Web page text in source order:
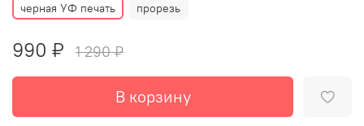
черная УФ печать
прорезь
990 ₽ 1 290 ₽
В корзину